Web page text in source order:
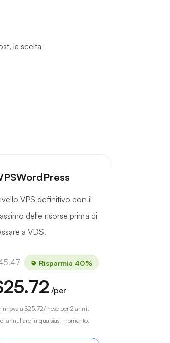
la scelta
VPS definitivo con il
delle risorse prima di
a VDS.
Risparmia 40%
/per
a $25.72/mese per 2 anni.
annullare in qualsiasi momento.